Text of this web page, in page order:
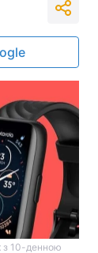
з 10-денною